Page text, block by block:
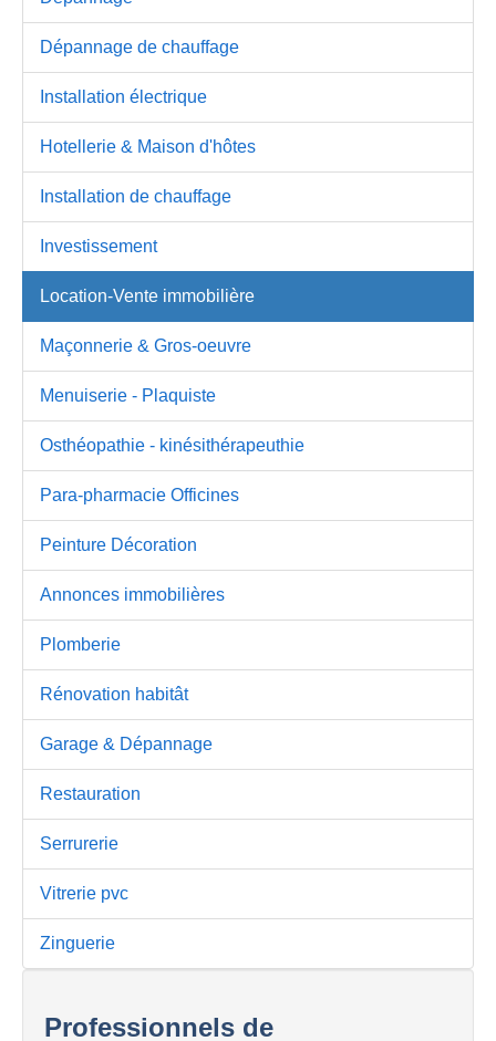
Dépannage de chauffage
Installation électrique
Hotellerie & Maison d'hôtes
Installation de chauffage
Investissement
Location-Vente immobilière
Maçonnerie & Gros-oeuvre
Menuiserie - Plaquiste
Osthéopathie - kinésithérapeuthie
Para-pharmacie Officines
Peinture Décoration
Annonces immobilières
Plomberie
Rénovation habitât
Garage & Dépannage
Restauration
Serrurerie
Vitrerie pvc
Zinguerie
Professionnels de